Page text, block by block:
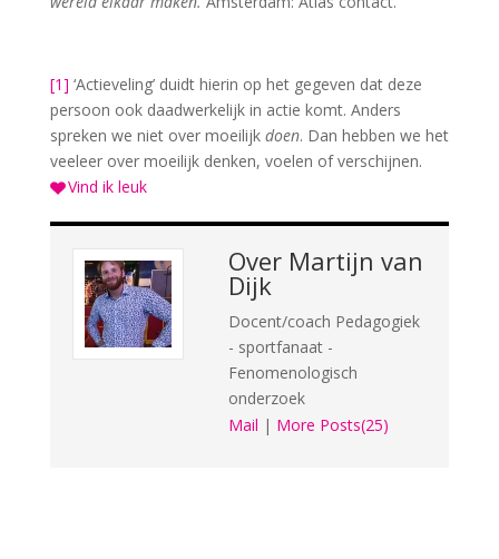
[1] ‘Actieveling’ duidt hierin op het gegeven dat deze
persoon ook daadwerkelijk in actie komt. Anders
spreken we niet over moeilijk doen. Dan hebben we het
veeleer over moeilijk denken, voelen of verschijnen.
Vind ik leuk
Over Martijn van
Dijk
Docent/coach Pedagogiek
- sportfanaat -
Fenomenologisch
onderzoek
Mail | More Posts(25)